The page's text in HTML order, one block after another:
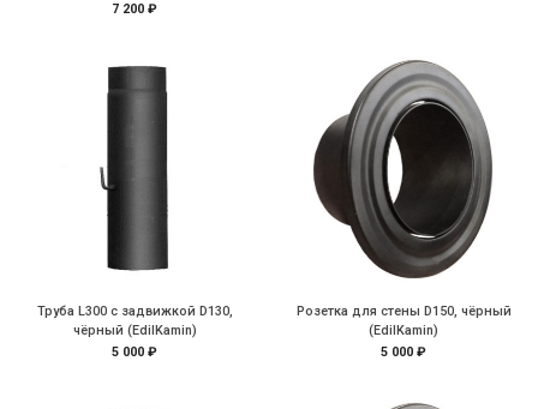
7 200 ₽
Труба L300 с задвижкой D130,
чёрный (EdilKamin)
5 000 ₽
Розетка для стены D150, чёрный
(EdilKamin)
5 000 ₽